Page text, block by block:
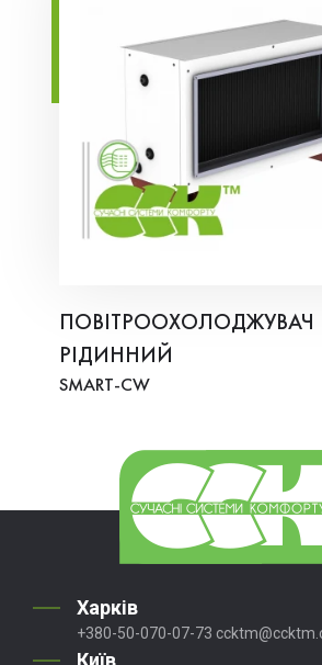
ПОВІТРООХОЛОДЖУВАЧ
РІДИННИЙ
SMART-СW
Харків
+380-50-070-07-73
Київ